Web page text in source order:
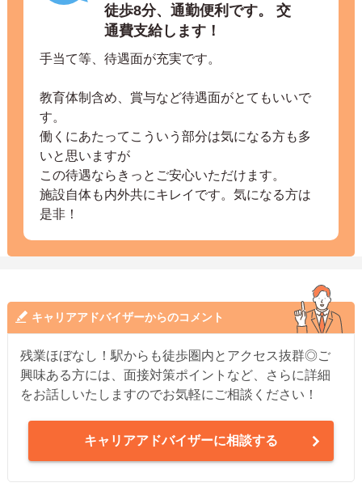
徒歩8分、通勤便利です。 交
通費支給します！
手当て等、待遇面が充実です。
教育体制含め、賞与など待遇面がとてもいいで
す。
働くにあたってこういう部分は気になる方も多
いと思いますが
この待遇ならきっとご安心いただけます。
施設自体も内外共にキレイです。気になる方は
是非！
キャリアアドバイザーからのコメント
残業ほぼなし！駅からも徒歩圏内とアクセス抜群◎ご
興味ある方には、面接対策ポイントなど、さらに詳細
をお話しいたしますのでお気軽にご相談ください！
キャリアアドバイザーに相談する